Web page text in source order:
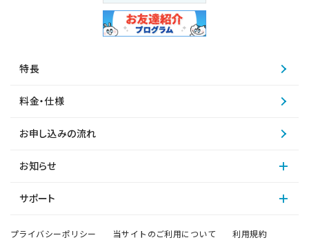
特長
料金・仕様
お申し込みの流れ
お知らせ
サポート
プライバシーポリシー 当サイトのご利用について
利用規約